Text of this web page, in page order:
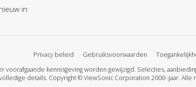
in
Privacy beleid Gebruiksvoorwaarden
kennisgeving worden gewijzigd. Selecties,
details. Copyright © ViewSonic Corporation 2000-:jaar.